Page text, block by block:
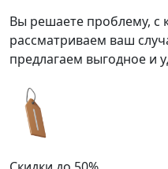
Вы решаете проблему, с
рассматриваем ваш
предлагаем выгодное и